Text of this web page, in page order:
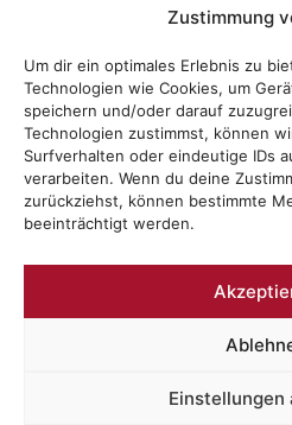
Zustimmung
Um dir ein optimales Erlebnis zu
Technologien wie Cookies, um
speichern und/oder darauf
Technologien zustimmst, können
Surfverhalten oder eindeutige IDs
verarbeiten. Wenn du deine
zurückziehst, können bestimmte
beeinträchtigt werden.
Einstellungen
Öffnungszeiten
Montag bis Freitag:
7:00 – 16:00 Uhr
Datenschutzerklärung